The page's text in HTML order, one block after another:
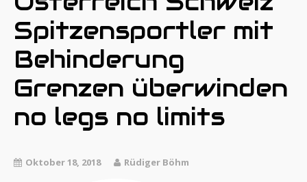
Spitzensportler mit
Behinderung
Grenzen überwinden
no legs no limits
Oktober 18, 2018 Rüdiger Böhm